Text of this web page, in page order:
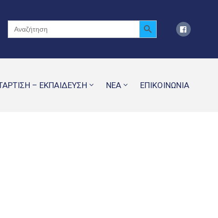
Search
for:
Search Button
– ΕΚΠΑΙΔΕΥΣΗ ΝΕΑ ΕΠΙΚΟΙΝΩΝΙΑ